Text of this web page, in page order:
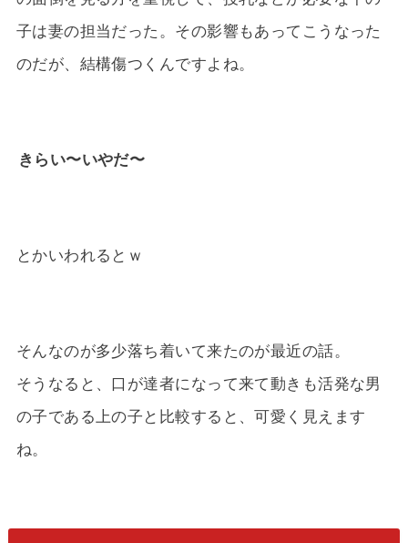
子は妻の担当だった。その影響もあってこうなった
のだが、結構傷つくんですよね。
きらい〜いやだ〜
とかいわれるとｗ
そんなのが多少落ち着いて来たのが最近の話。
そうなると、口が達者になって来て動きも活発な男
の子である上の子と比較すると、可愛く見えます
ね。